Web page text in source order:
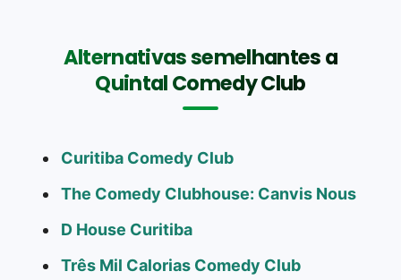
Alternativas semelhantes a
Quintal Comedy Club
Curitiba Comedy Club
The Comedy Clubhouse: Canvis Nous
D House Curitiba
Três Mil Calorias Comedy Club